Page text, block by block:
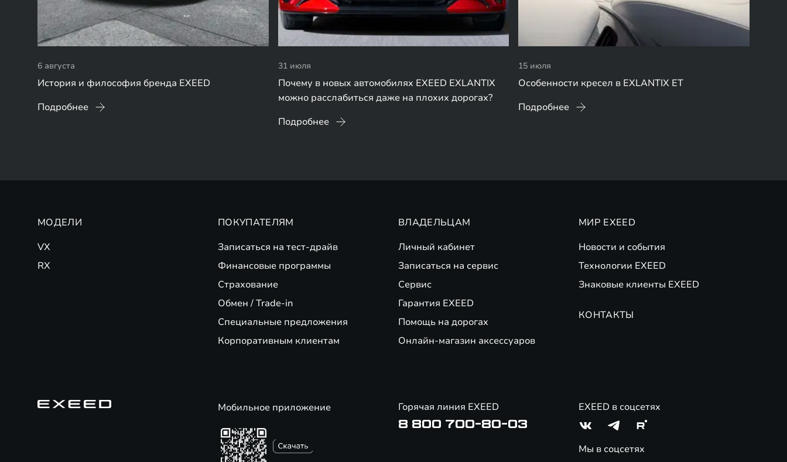
6 августа
История и философия бренда EXEED
Подробнее
31 июля
Почему в новых автомобилях EXEED EXLANTIX
можно расслабиться даже на плохих дорогах?
Подробнее
15 июля
Особенности кресел в EXLANTIX ET
Подробнее
МОДЕЛИ
VX
RX
ПОКУПАТЕЛЯМ
Записаться на тест-драйв
Финансовые программы
Страхование
Обмен / Trade-in
Специальные предложения
Корпоративным клиентам
ВЛАДЕЛЬЦАМ
Личный кабинет
Записаться на сервис
Сервис
Гарантия EXEED
Помощь на дорогах
Онлайн-магазин аксессуаров
МИР EXEED
Новости и события
Технологии EXEED
Знаковые клиенты EXEED
КОНТАКТЫ
Мобильное приложение Горячая линия EXEED
8 800 700-80-03
EXEED в соцсетях
Мы в соцсетях